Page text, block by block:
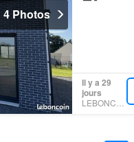
4 Photos
Il y a 29
jours